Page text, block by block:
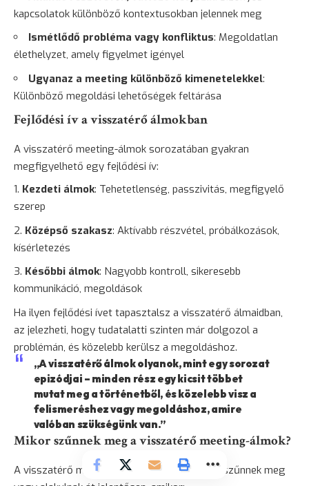
kapcsolatok különböző kontextusokban jelennek meg
Ismétlődő probléma vagy konfliktus: Megoldatlan
élethelyzet, amely figyelmet igényel
Ugyanaz a meeting különböző kimenetelekkel:
Különböző megoldási lehetőségek feltárása
Fejlődési ív a visszatérő álmokban
A visszatérő meeting-álmok sorozatában gyakran
megfigyelhető egy fejlődési ív:
Kezdeti álmok: Tehetetlenség, passzivitás, megfigyelő
szerep
Középső szakasz: Aktívabb részvétel, próbálkozások,
kísérletezés
Későbbi álmok: Nagyobb kontroll, sikeresebb
kommunikáció, megoldások
Ha ilyen fejlődési ívet tapasztalsz a visszatérő álmaidban,
az jelezheti, hogy tudatalatti szinten már dolgozol a
problémán, és közelebb kerülsz a megoldáshoz.
„A visszatérő álmok olyanok, mint egy sorozat
epizódjai – minden rész egy kicsit többet
mutat meg a történetből, és közelebb visz a
felismeréshez vagy megoldáshoz, amire
valóban szükségünk van.”
Mikor szűnnek meg a visszatérő meeting-álmok?
A visszatérő meeting-álmok általában akkor szűnnek meg